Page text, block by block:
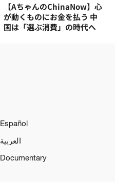
【AちゃんのChinaNow】心
が動くものにお金を払う 中
国は「選ぶ消費」の時代へ
Español
العربية
Documentary